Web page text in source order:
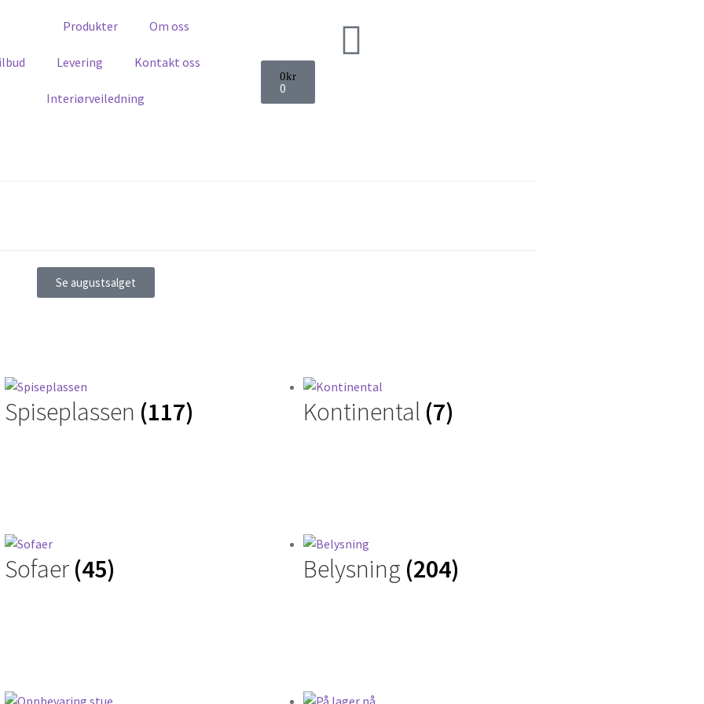
Produkter Om oss
Levering Kontakt oss
Interiørveiledning
0kr
0
Se augustsalget
Spiseplassen (117)
Sofaer (45)
Kontinental (7)
Belysning (204)